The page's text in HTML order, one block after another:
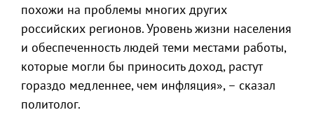
похожи на проблемы многих других
российских регионов. Уровень жизни населения
и обеспеченность людей теми местами работы,
которые могли бы приносить доход, растут
гораздо медленнее, чем инфляция», – сказал
политолог.